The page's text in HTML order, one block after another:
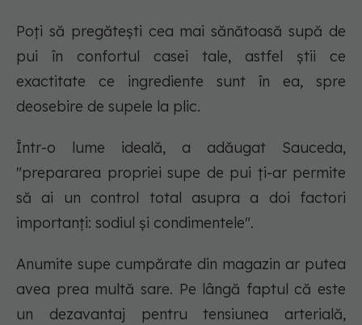
Poți să pregătești cea mai sănătoasă supă de
pui în confortul casei tale, astfel știi ce
exactitate ce ingrediente sunt în ea, spre
deosebire de supele la plic.
Într-o lume ideală, a adăugat Sauceda,
"prepararea propriei supe de pui ți-ar permite
să ai un control total asupra a doi factori
importanți: sodiul și condimentele".
Anumite supe cumpărate din magazin ar putea
avea prea multă sare. Pe lângă faptul că este
un dezavantaj pentru tensiunea arterială,